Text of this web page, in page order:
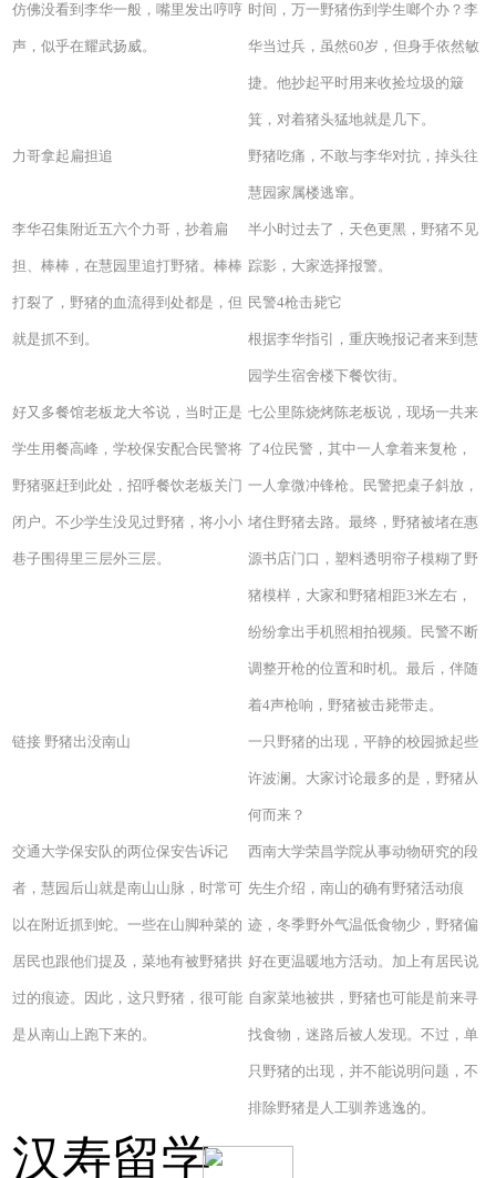
仿佛没看到李华一般，嘴里发出哼哼
声，似乎在耀武扬威。
时间，万一野猪伤到学生啷个办？李
华当过兵，虽然60岁，但身手依然敏
捷。他抄起平时用来收捡垃圾的簸
箕，对着猪头猛地就是几下。
力哥拿起扁担追 野猪吃痛，不敢与李华对抗，掉头往
慧园家属楼逃窜。
李华召集附近五六个力哥，抄着扁
担、棒棒，在慧园里追打野猪。棒棒
打裂了，野猪的血流得到处都是，但
就是抓不到。
半小时过去了，天色更黑，野猪不见
踪影，大家选择报警。
民警4枪击毙它
根据李华指引，重庆晚报记者来到慧
园学生宿舍楼下餐饮街。
好又多餐馆老板龙大爷说，当时正是
学生用餐高峰，学校保安配合民警将
野猪驱赶到此处，招呼餐饮老板关门
闭户。不少学生没见过野猪，将小小
巷子围得里三层外三层。
七公里陈烧烤陈老板说，现场一共来
了4位民警，其中一人拿着来复枪，
一人拿微冲锋枪。民警把桌子斜放，
堵住野猪去路。最终，野猪被堵在惠
源书店门口，塑料透明帘子模糊了野
猪模样，大家和野猪相距3米左右，
纷纷拿出手机照相拍视频。民警不断
调整开枪的位置和时机。最后，伴随
着4声枪响，野猪被击毙带走。
链接 野猪出没南山 一只野猪的出现，平静的校园掀起些
许波澜。大家讨论最多的是，野猪从
何而来？
交通大学保安队的两位保安告诉记
者，慧园后山就是南山山脉，时常可
以在附近抓到蛇。一些在山脚种菜的
居民也跟他们提及，菜地有被野猪拱
过的痕迹。因此，这只野猪，很可能
是从南山上跑下来的。
西南大学荣昌学院从事动物研究的段
先生介绍，南山的确有野猪活动痕
迹，冬季野外气温低食物少，野猪偏
好在更温暖地方活动。加上有居民说
自家菜地被拱，野猪也可能是前来寻
找食物，迷路后被人发现。不过，单
只野猪的出现，并不能说明问题，不
排除野猪是人工驯养逃逸的。
汉寿留学